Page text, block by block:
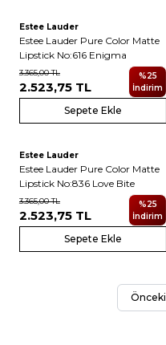
Estee Lauder
Estee Lauder Pure Color Matte
Lipstick No:616 Enigma
3.365,00TL
2.523,75 TL
%25
İndirim
Sepete Ekle
Estee Lauder
Estee Lauder Pure Color Matte
Lipstick No:836 Love Bite
3.365,00TL
2.523,75 TL
%25
İndirim
Sepete Ekle
Önceki